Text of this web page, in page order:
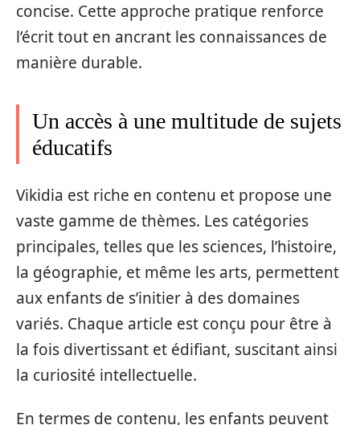
concise. Cette approche pratique renforce
l’écrit tout en ancrant les connaissances de
manière durable.
Un accès à une multitude de sujets
éducatifs
Vikidia est riche en contenu et propose une
vaste gamme de thèmes. Les catégories
principales, telles que les sciences, l’histoire,
la géographie, et même les arts, permettent
aux enfants de s’initier à des domaines
variés. Chaque article est conçu pour être à
la fois divertissant et édifiant, suscitant ainsi
la curiosité intellectuelle.
En termes de contenu, les enfants peuvent